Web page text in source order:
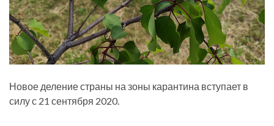
Новое деление страны на зоны карантина вступает в
силу с 21 сентября 2020.